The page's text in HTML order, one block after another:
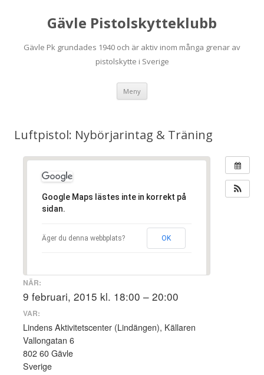
Gävle Pistolskytteklubb
Gävle Pk grundades 1940 och är aktiv inom många grenar av
pistolskytte i Sverige
Meny
Luftpistol: Nybörjarintag & Träning
Google Maps lästes inte in korrekt på
sidan.
Äger du denna webbplats? OK
NÄR:
9 februari, 2015 kl. 18:00 – 20:00
VAR:
Lindens Aktivitetscenter (Lindängen), Källaren
Vallongatan 6
802 60 Gävle
Sverige